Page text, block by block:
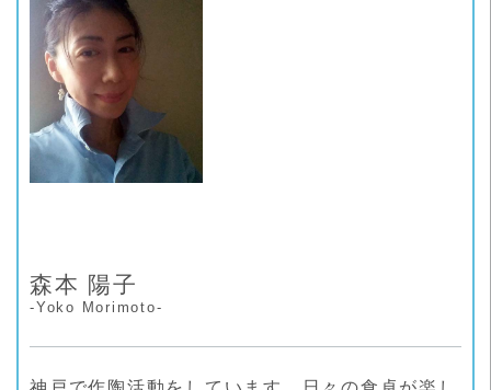
森本 陽子
-Yoko Morimoto-